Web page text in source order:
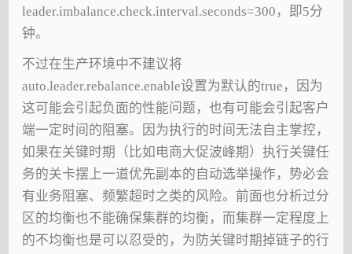
leader.imbalance.check.interval.seconds=300，即5分
钟。
不过在生产环境中不建议将
auto.leader.rebalance.enable设置为默认的true，因为
这可能会引起负面的性能问题，也有可能会引起客户
端一定时间的阻塞。因为执行的时间无法自主掌控，
如果在关键时期（比如电商大促波峰期）执行关键任
务的关卡摆上一道优先副本的自动选举操作，势必会
有业务阻塞、频繁超时之类的风险。前面也分析过分
区的均衡也不能确保集群的均衡，而集群一定程度上
的不均衡也是可以忍受的，为防关键时期掉链子的行